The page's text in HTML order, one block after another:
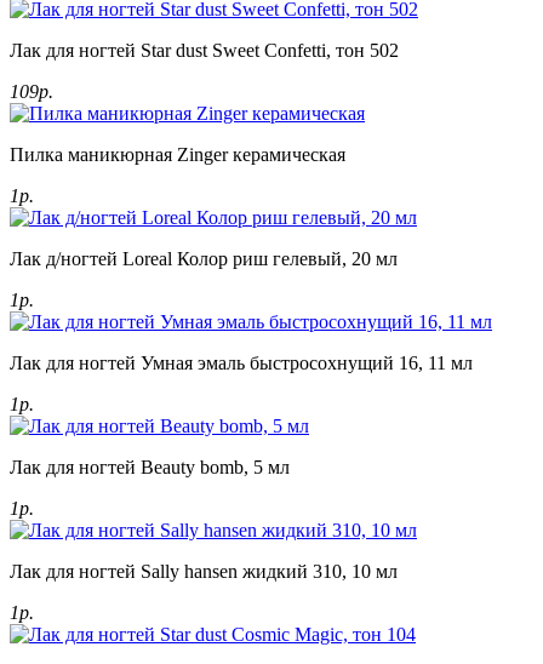
Лак для ногтей Star dust Sweet Confetti, тон 502
109р.
Пилка маникюрная Zinger керамическая
1р.
Лак д/ногтей Loreal Колор риш гелевый, 20 мл
1р.
Лак для ногтей Умная эмаль быстросохнущий 16, 11 мл
1р.
Лак для ногтей Beauty bomb, 5 мл
1р.
Лак для ногтей Sally hansen жидкий 310, 10 мл
1р.